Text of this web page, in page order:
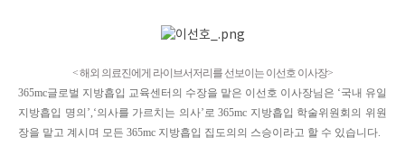
<해외 의료진에게 라이브서저리를선보이는 이선호 이사장>
365mc글로벌 지방흡입 교육센터의 수장을 맡은 이선호 이사장님은 ‘국내 유일
지방흡입 명의’,‘의사를 가르치는 의사’로 365mc 지방흡입 학술위원회의 위원
장을 맡고 계시며 모든 365mc 지방흡입 집도의의 스승이라고 할 수 있습니다.